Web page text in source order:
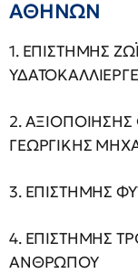
ΑΘΗΝΩΝ
1. ΕΠΙΣΤΗΜΗΣ
2.
ΓΕΩΡΓΙΚΗΣ
3. ΕΠΙΣΤΗΜΗΣ
4. ΕΠΙΣΤΗΜΗΣ
ΑΝΘΡΩΠΟΥ